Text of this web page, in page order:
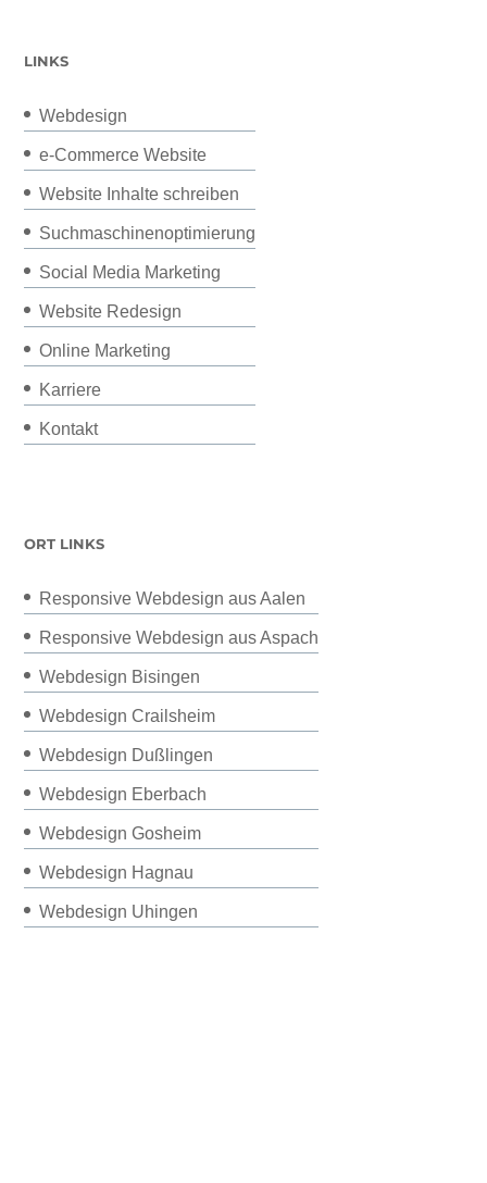
LINKS
Webdesign
e-Commerce Website
Website Inhalte schreiben
Suchmaschinenoptimierung
Social Media Marketing
Website Redesign
Online Marketing
Karriere
Kontakt
ORT LINKS
Responsive Webdesign aus Aalen
Responsive Webdesign aus Aspach
Webdesign Bisingen
Webdesign Crailsheim
Webdesign Dußlingen
Webdesign Eberbach
Webdesign Gosheim
Webdesign Hagnau
Webdesign Uhingen